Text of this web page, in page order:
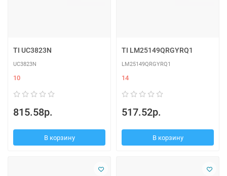
TI UC3823N
UC3823N
10
815.58р.
В корзину
TI LM25149QRGYRQ1
LM25149QRGYRQ1
14
517.52р.
В корзину